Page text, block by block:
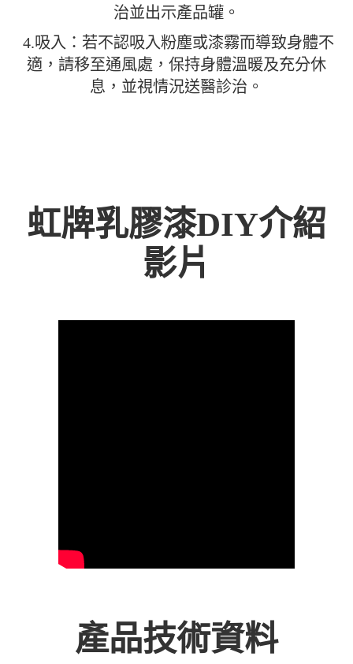
治並出示產品罐。
4.吸入：若不認吸入粉塵或漆霧而導致身體不
適，請移至通風處，保持身體溫暖及充分休
息，並視情況送醫診治。
虹牌乳膠漆DIY介紹
影片
產品技術資料